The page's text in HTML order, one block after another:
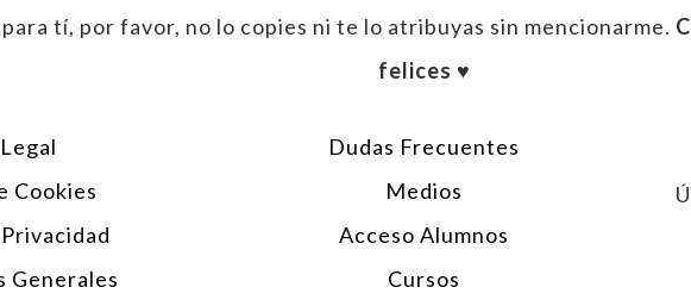
tí, por favor, no lo copies ni te lo atribuyas sin mencionarme.
felices ♥︎
Cookies
Generales
Dudas Frecuentes
Medios
Acceso Alumnos
Cursos